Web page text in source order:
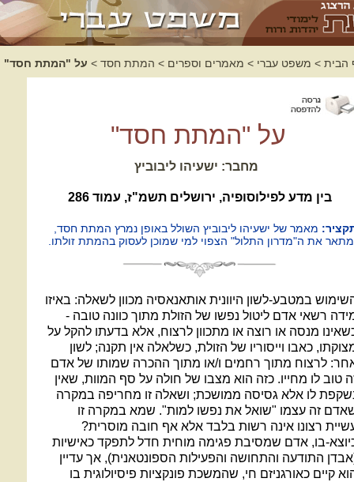
הבית > משפט עברי > מאמרים וספרים > המתת חסד > על "המתת חסד"
על "המתת חסד"
מחבר: ישעיהו ליבוביץ
בין מדע לפילוסופיה, ירושלים תשמ"ז, עמוד 286
מאמר של ישעיהו ליבוביץ השולל באופן נמרץ המתת חסד,
את ה"מדרון התלול" הצפוי למי שמוכן לעסוק בהמתת זולתו.
במטבע-לשון היוונית אותאנאסיה מכוון לשאלה: באיזו
רשאי אדם ליטול נפשו של הזולת מתוך כוונה טובה -
מנסה או רוצה או מתכוון לרצוח, אלא בדעתו להקל על
כאבו וייסוריו של הזולת, כשלאלה אין תקנה; לשון
לרצוח מתוך רחמים ו/או מתוך ההכרה שמותו של אדם
טוב לו מחייו. כזה הוא מצבו של חולה על סף המוות, שאין
לו אלא גסיסה ממושכת; ושאלה זו מחריפה במקרה
זה עצמו "שואל את נפשו למות". שמא במקרה זו
רצונו אינה רשות בלבד אלא אף חובה מוסרית?
בו, אדם שמסיבת פגימה מוחית חדל לתפקד כאישיות
התודעה והתחושה והפעילות הספונטאנית), אך עדיין
קיים כאורגניזם חי, שהמשכת פונקציות פיסיולוגית בו